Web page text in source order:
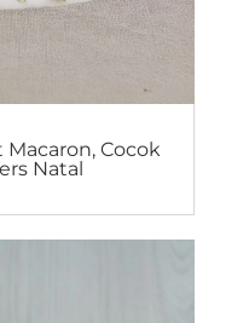
Macaron, Cocok
Natal